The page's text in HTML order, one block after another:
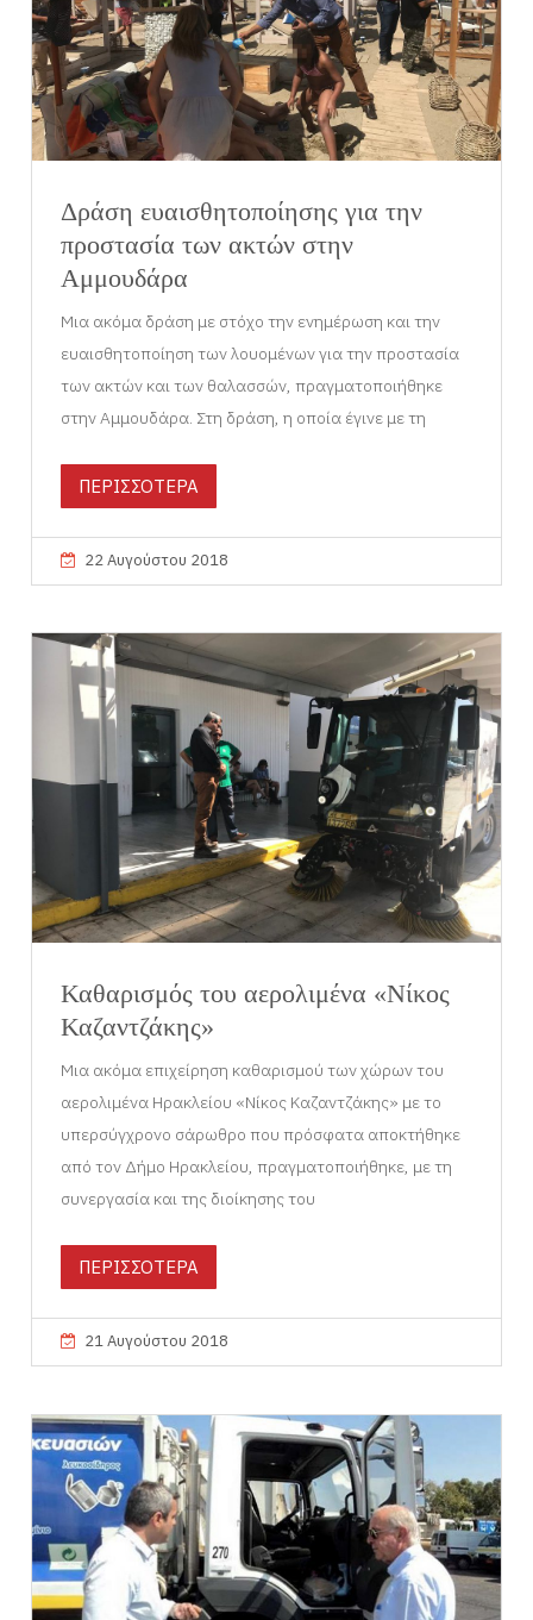
Δράση ευαισθητοποίησης για την
προστασία των ακτών στην
Αμμουδάρα
Μια ακόμα δράση με στόχο την ενημέρωση και την
ευαισθητοποίηση των λουομένων για την προστασία
των ακτών και των θαλασσών, πραγματοποιήθηκε
στην Αμμουδάρα. Στη δράση, η οποία έγινε με τη
ΠΕΡΙΣΣΟΤΕΡΑ
22 Αυγούστου 2018
Καθαρισμός του αερολιμένα «Νίκος
Καζαντζάκης»
Μια ακόμα επιχείρηση καθαρισμού των χώρων του
αερολιμένα Ηρακλείου «Νίκος Καζαντζάκης» με το
υπερσύγχρονο σάρωθρο που πρόσφατα αποκτήθηκε
από τον Δήμο Ηρακλείου, πραγματοποιήθηκε, με τη
συνεργασία και της διοίκησης του
ΠΕΡΙΣΣΟΤΕΡΑ
21 Αυγούστου 2018